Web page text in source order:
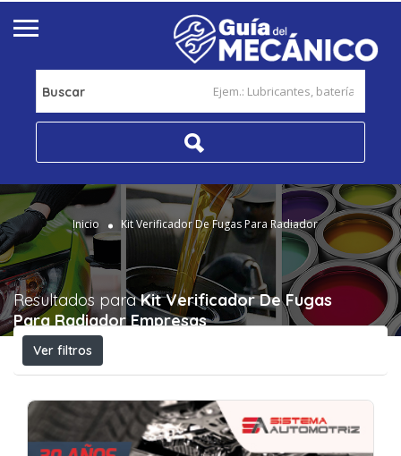
Buscar
Inicio Kit Verificador De Fugas Para Radiador
Resultados paraKit Verificador De Fugas
Para Radiador Empresas
Ver filtros